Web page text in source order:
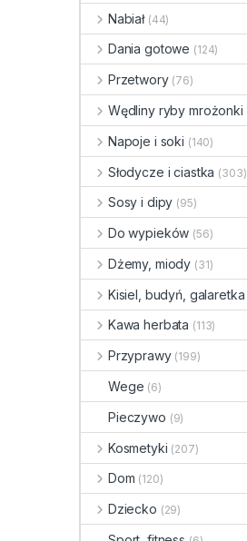
Nabiał (44)
Dania gotowe (124)
Przetwory (76)
Wędliny ryby mrożonki
Napoje i soki (140)
Słodycze i ciastka (303)
Sosy i dipy (95)
Do wypieków (56)
Dżemy, miody (31)
Kisiel, budyń, galaretka
Kawa herbata (113)
Przyprawy (199)
Wege (6)
Pieczywo (9)
Kosmetyki (207)
Dom (120)
Dziecko (29)